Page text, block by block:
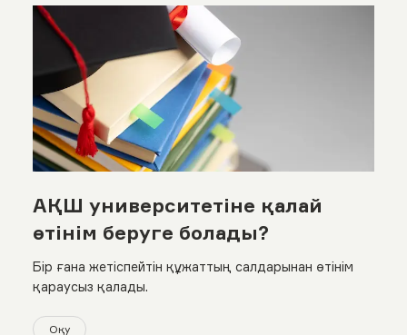
АҚШ университетіне қалай
өтінім беруге болады?
Бір ғана жетіспейтін құжаттың салдарынан өтінім
қараусыз қалады.
Оқу